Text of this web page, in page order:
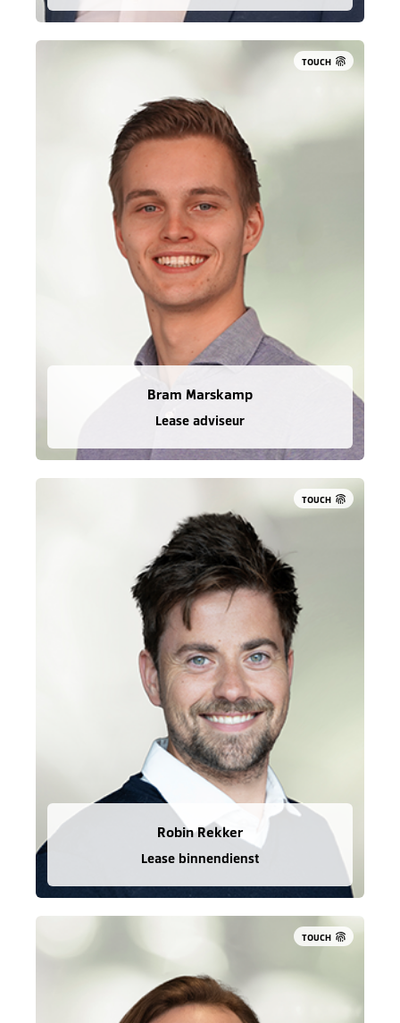
TOUCH
Bram Marskamp
Lease adviseur
TOUCH
Robin Rekker
Lease binnendienst
TOUCH